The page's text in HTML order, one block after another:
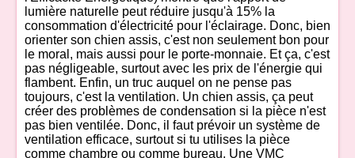
lumière naturelle peut réduire jusqu'à 15% la
consommation d'électricité pour l'éclairage. Donc, bien
orienter son chien assis, c'est non seulement bon pour
le moral, mais aussi pour le porte-monnaie. Et ça, c'est
pas négligeable, surtout avec les prix de l'énergie qui
flambent. Enfin, un truc auquel on ne pense pas
toujours, c'est la ventilation. Un chien assis, ça peut
créer des problèmes de condensation si la pièce n'est
pas bien ventilée. Donc, il faut prévoir un système de
ventilation efficace, surtout si tu utilises la pièce
comme chambre ou comme bureau. Une VMC